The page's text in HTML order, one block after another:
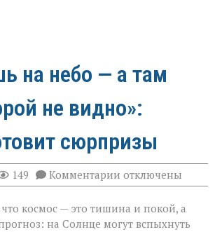
на небо — а там
не видно»:
сюрпризы
149 Комментарии к
записи
на
небо — а
отключены
космос — это тишина и покой, а
на Солнце могут вспыхнуть